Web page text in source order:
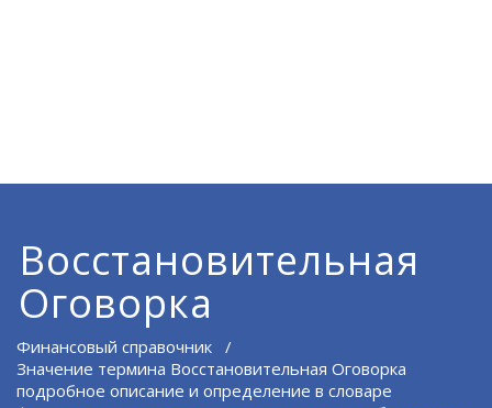
Восстановительная
Оговорка
Финансовый справочник /
Значение термина Восстановительная Оговорка
подробное описание и определение в словаре